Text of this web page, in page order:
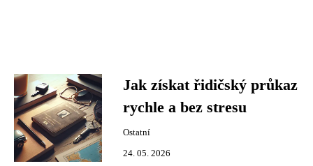
Jak získat řidičský průkaz
rychle a bez stresu
Ostatní
24. 05. 2026